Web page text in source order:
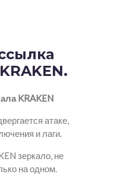
KRAKEN
атаке,
и лаги.
зеркало, не
на одном.